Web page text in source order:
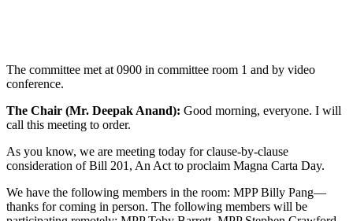
The committee met at 0900 in committee room 1 and by video
conference.
The Chair (Mr. Deepak Anand): Good morning, everyone. I will
call this meeting to order.
As you know, we are meeting today for clause-by-clause
consideration of Bill 201, An Act to proclaim Magna Carta Day.
We have the following members in the room: MPP Billy Pang—
thanks for coming in person. The following members will be